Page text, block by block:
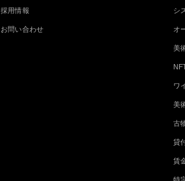
採用情報
お問い合わせ
シ
オ
美
ワ
美
古
貸
賃